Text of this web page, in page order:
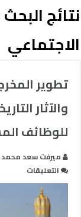
نتائج
الاجتماعي
تطوير
والآثار
للوظائف
ميرفت سعد محمد
التعليقات
تطوير